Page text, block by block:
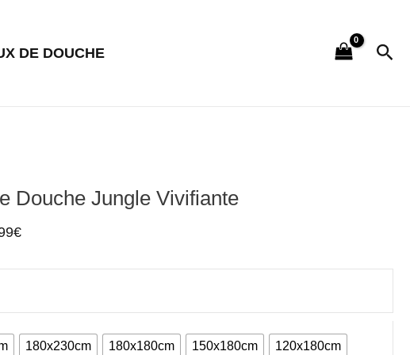
DE DOUCHE
Douche Jungle Vivifiante
€
180x230cm 180x180cm 150x180cm 120x180cm